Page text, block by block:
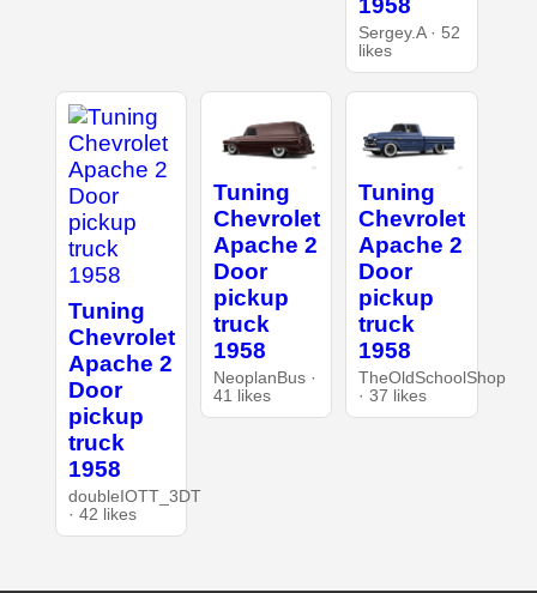
1958
Sergey.A · 52
likes
Tuning
Chevrolet
Apache 2
Door
pickup
truck
1958
doubleIOTT_3DT
· 42 likes
Tuning
Chevrolet
Apache 2
Door
pickup
truck
1958
NeoplanBus ·
41 likes
Tuning
Chevrolet
Apache 2
Door
pickup
truck
1958
TheOldSchoolShop
· 37 likes